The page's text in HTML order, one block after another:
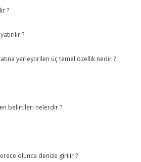
?
?
yerleştirilen üç temel özellik nedir ?
belirtileri nelerdir ?
olunca denize girilir ?